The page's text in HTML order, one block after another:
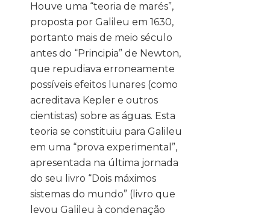
Houve uma “teoria de marés”,
proposta por Galileu em 1630,
portanto mais de meio século
antes do “Principia” de Newton,
que repudiava erroneamente
possíveis efeitos lunares (como
acreditava Kepler e outros
cientistas) sobre as águas. Esta
teoria se constituiu para Galileu
em uma “prova experimental”,
apresentada na última jornada
do seu livro “Dois máximos
sistemas do mundo” (livro que
levou Galileu à condenação